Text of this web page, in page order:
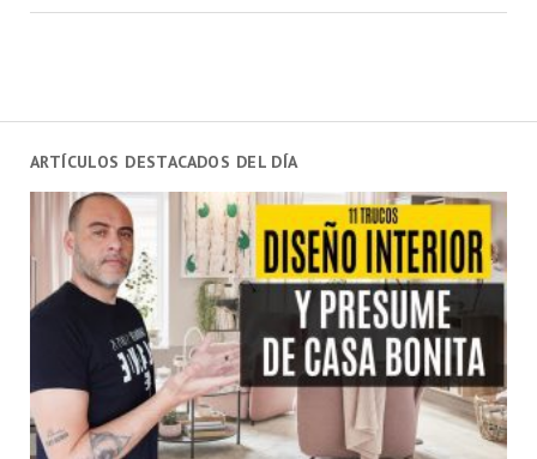
ARTÍCULOS DESTACADOS DEL DÍA